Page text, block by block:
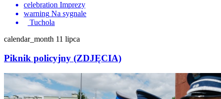
celebration Imprezy
warning Na sygnale
Tuchola
calendar_month 11 lipca
Piknik policyjny (ZDJĘCIA)